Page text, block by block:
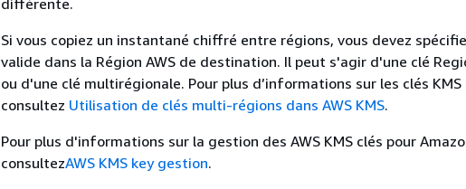
différente.
Si vous copiez un instantané chiffré entre régions, vous devez
valide dans la Région AWS de destination. Il peut s'agir d'une clé
ou d'une clé multirégionale. Pour plus d’informations sur les clés
consultez Utilisation de clés multi-régions dans AWS KMS.
Pour plus d'informations sur la gestion des AWS KMS clés pour
consultezAWS KMS key gestion.